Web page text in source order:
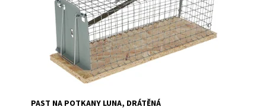
PAST NA POTKANY LUNA, DRÁTĚNÁ